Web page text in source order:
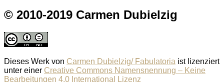
© 2010-2019 Carmen Dubielzig
Dieses Werk von Carmen Dubielzig/ Fabulatoria ist lizenziert
unter einer Creative Commons Namensnennung – Keine
Bearbeitungen 4.0 International Lizenz